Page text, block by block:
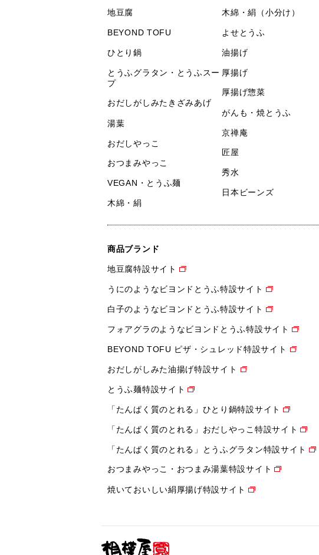
地豆腐
BEYOND TOFU
ひとり鍋
とうふグラタン・とうふスー
プ
おだしがしみたきざみあげ
湯葉
おだしやっこ
おつまみやっこ
VEGAN・とうふ麺
木綿・絹
木綿・絹（小分け）
よせとうふ
油揚げ
厚揚げ
厚揚げ惣菜
がんも・焼とうふ
京禅庵
匠屋
秀水
日本ビーンズ
商品ブランド
地豆腐特設サイト
うにのようなビヨンドとうふ特設サイト
白子のようなビヨンドとうふ特設サイト
フォアグラのようなビヨンドとうふ特設サイト
BEYOND TOFU ピザ・シュレッド特設サイト
おだしがしみた油揚げ特設サイト
とうふ麺特設サイト
「たんぱく質のとれる」ひとり鍋特設サイト
「たんぱく質のとれる」おだしやっこ特設サイト
「たんぱく質のとれる」とうふグラタン特設サイト
おつまみやっこ・おつまみ湯葉特設サイト
焼いておいしい絹厚揚げ特設サイト